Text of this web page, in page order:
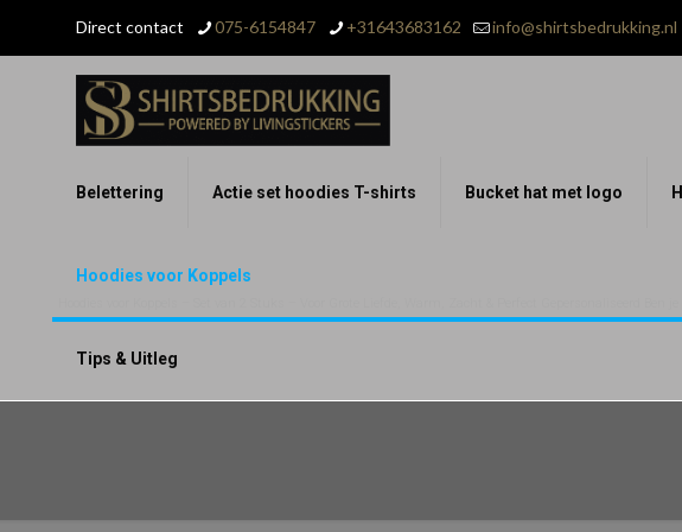
Direct contact 075-6154847 +31643683162 info@shirtsbedrukking.nl
Belettering Actie set hoodies T-shirts Bucket hat met logo
Hoodies voor Koppels
Tips & Uitleg